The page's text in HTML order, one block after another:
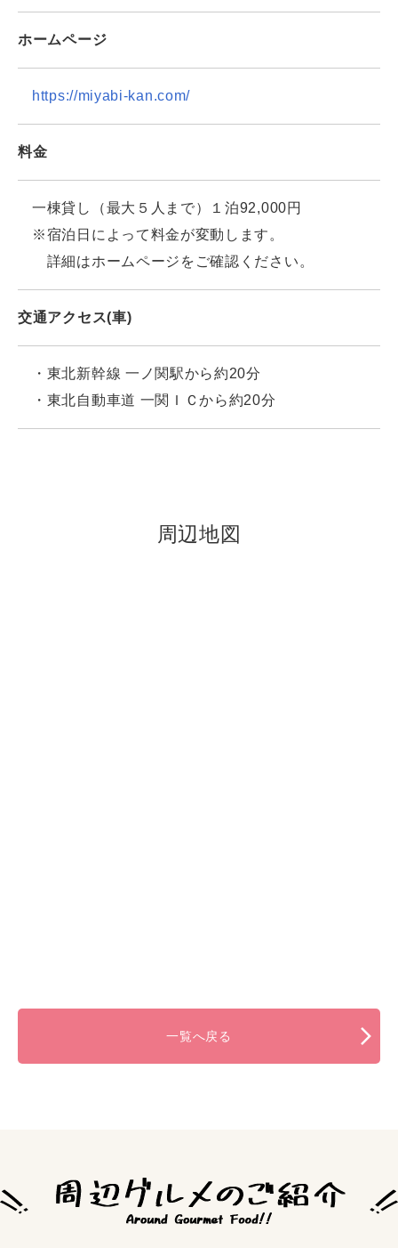
ホームページ
https://miyabi-kan.com/
料金
一棟貸し（最大５人まで）１泊92,000円
※宿泊日によって料金が変動します。
詳細はホームページをご確認ください。
交通アクセス(車)
・東北新幹線 一ノ関駅から約20分
・東北自動車道 一関ＩＣから約20分
周辺地図
一覧へ戻る